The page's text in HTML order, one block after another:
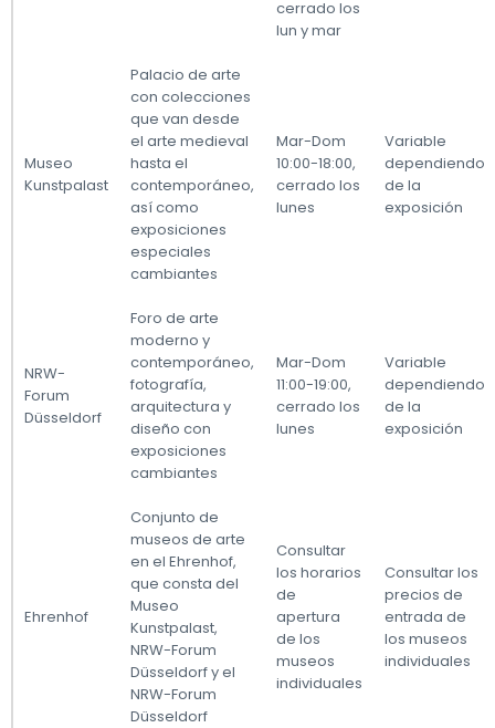
cerrado los
lun y mar
Museo
Kunstpalast
Palacio de arte
con colecciones
que van desde
el arte medieval
hasta el
contemporáneo,
así como
exposiciones
especiales
cambiantes
Mar-Dom
10:00-18:00,
cerrado los
lunes
Variable
dependiendo
de la
exposición
NRW-
Forum
Düsseldorf
Foro de arte
moderno y
contemporáneo,
fotografía,
arquitectura y
diseño con
exposiciones
cambiantes
Mar-Dom
11:00-19:00,
cerrado los
lunes
Variable
dependiendo
de la
exposición
Ehrenhof
Conjunto de
museos de arte
en el Ehrenhof,
que consta del
Museo
Kunstpalast,
NRW-Forum
Düsseldorf y el
NRW-Forum
Düsseldorf
Consultar
los horarios
de
apertura
de los
museos
individuales
Consultar los
precios de
entrada de
los museos
individuales